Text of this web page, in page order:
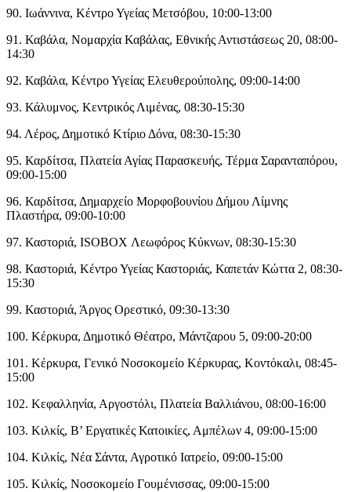
90. Ιωάννινα, Κέντρο Υγείας Μετσόβου, 10:00-13:00
91. Καβάλα, Νομαρχία Καβάλας, Εθνικής Αντιστάσεως 20, 08:00-
14:30
92. Καβάλα, Κέντρο Υγείας Ελευθερούπολης, 09:00-14:00
93. Κάλυμνος, Κεντρικός Λιμένας, 08:30-15:30
94. Λέρος, Δημοτικό Κτίριο Δόνα, 08:30-15:30
95. Καρδίτσα, Πλατεία Αγίας Παρασκευής, Τέρμα Σαρανταπόρου,
09:00-15:00
96. Καρδίτσα, Δημαρχείο Μορφοβουνίου Δήμου Λίμνης
Πλαστήρα, 09:00-10:00
97. Καστοριά, ISOBOX Λεωφόρος Κύκνων, 08:30-15:30
98. Καστοριά, Κέντρο Υγείας Καστοριάς, Καπετάν Κώττα 2, 08:30-
15:30
99. Καστοριά, Άργος Ορεστικό, 09:30-13:30
100. Κέρκυρα, Δημοτικό Θέατρο, Μάντζαρου 5, 09:00-20:00
101. Κέρκυρα, Γενικό Νοσοκομείο Κέρκυρας, Κοντόκαλι, 08:45-
15:00
102. Κεφαλληνία, Αργοστόλι, Πλατεία Βαλλιάνου, 08:00-16:00
103. Κιλκίς, Β’ Εργατικές Κατοικίες, Αμπέλων 4, 09:00-15:00
104. Κιλκίς, Νέα Σάντα, Αγροτικό Ιατρείο, 09:00-15:00
105. Κιλκίς, Νοσοκομείο Γουμένισσας, 09:00-15:00